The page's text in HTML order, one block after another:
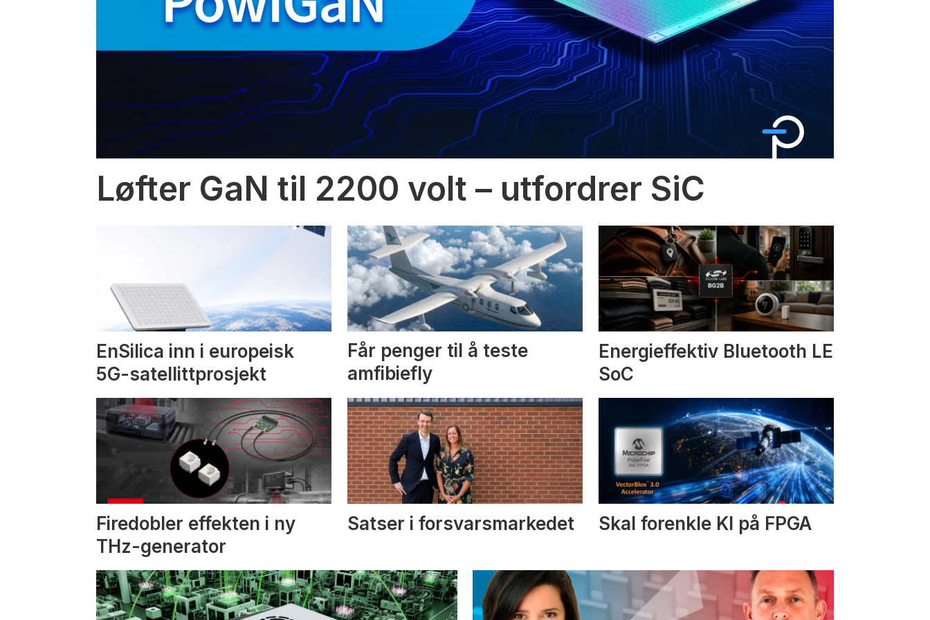
Løfter GaN til 2200 volt – utfordrer SiC
EnSilica inn i europeisk
5G-satellittprosjekt
Får penger til å teste
amfibiefly
Energieffektiv Bluetooth LE
SoC
Firedobler effekten i ny
THz-generator
Satser i forsvarsmarkedet Skal forenkle KI på FPGA